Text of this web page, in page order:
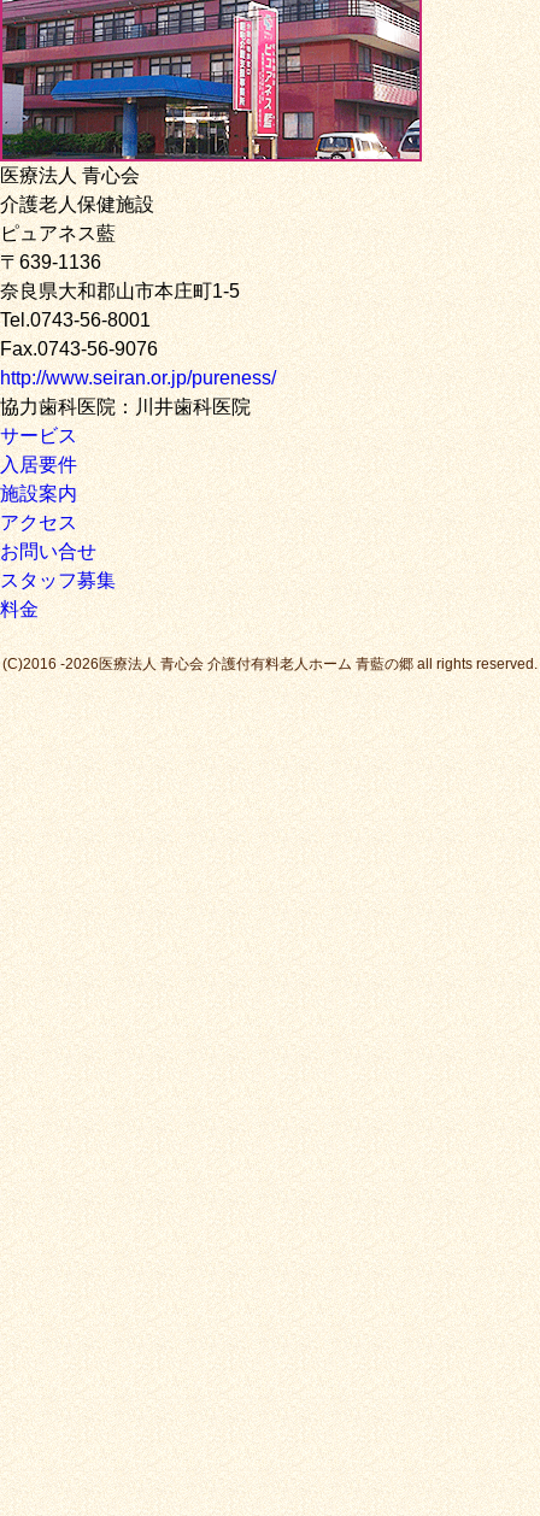
医療法人 青心会
介護老人保健施設
ピュアネス藍
〒639-1136
奈良県大和郡山市本庄町1-5
Tel.0743-56-8001
Fax.0743-56-9076
http://www.seiran.or.jp/pureness/
協力歯科医院：川井歯科医院
サービス
入居要件
施設案内
アクセス
お問い合せ
スタッフ募集
料金
(C)2016 -2026医療法人 青心会 介護付有料老人ホーム 青藍の郷 all rights reserved.